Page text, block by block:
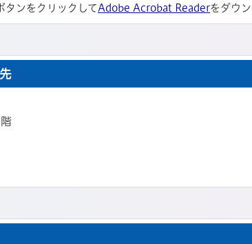
タンをクリックして Adobe Acrobat Readerをダウ